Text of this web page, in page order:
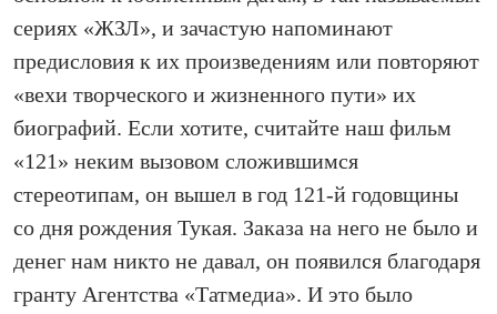
сериях «ЖЗЛ», и зачастую напоминают
предисловия к их произведениям или повторяют
«вехи творческого и жизненного пути» их
биографий. Если хотите, считайте наш фильм
«121» неким вызовом сложившимся
стереотипам, он вышел в год 121‑й годовщины
со дня рождения Тукая. Заказа на него не было и
денег нам никто не давал, он появился благодаря
гранту Агентства «Татмедиа». И это было